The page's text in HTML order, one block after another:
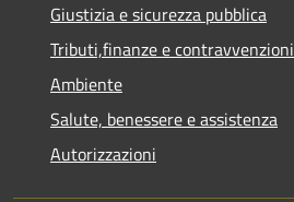
Giustizia e sicurezza pubblica
Tributi,finanze e contravvenzioni
Ambiente
Salute, benessere e assistenza
Autorizzazioni